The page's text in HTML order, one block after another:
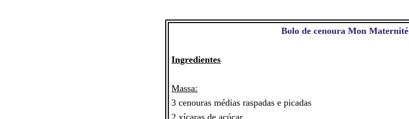
Bolo de cenoura Mon Maternité
Ingredientes
Massa:
3 cenouras médias raspadas e picadas
2 xícaras de açúcar